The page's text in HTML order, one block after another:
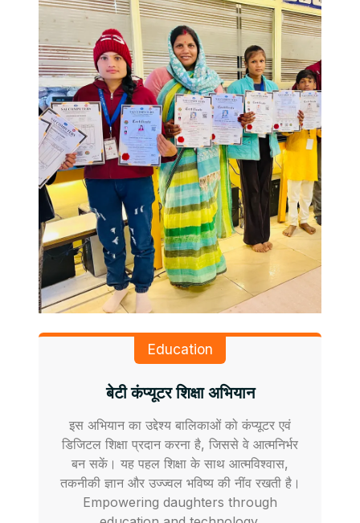
Education
बेटी कंप्यूटर शिक्षा अभियान
इस अभियान का उद्देश्य बालिकाओं को कंप्यूटर एवं
डिजिटल शिक्षा प्रदान करना है, जिससे वे आत्मनिर्भर
बन सकें। यह पहल शिक्षा के साथ आत्मविश्वास,
तकनीकी ज्ञान और उज्ज्वल भविष्य की नींव रखती है।
Empowering daughters through